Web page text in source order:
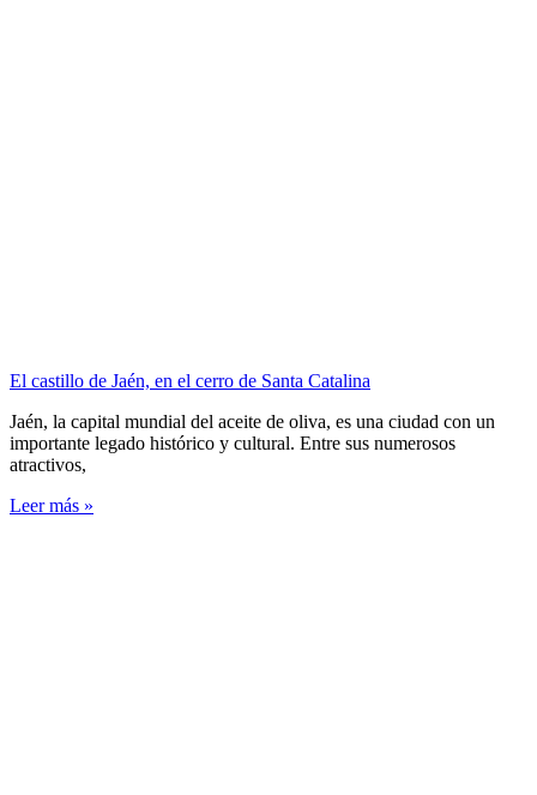
El castillo de Jaén, en el cerro de Santa Catalina
Jaén, la capital mundial del aceite de oliva, es una ciudad con un
importante legado histórico y cultural. Entre sus numerosos
atractivos,
Leer más »